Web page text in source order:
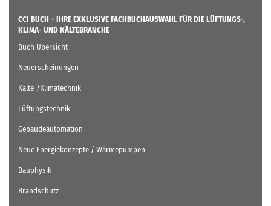
CCI BUCH – IHRE EXKLUSIVE FACHBUCHAUSWAHL FÜR DIE LÜFTUNGS-,
KLIMA- UND KÄLTEBRANCHE
Buch Übersicht
Neuerscheinungen
Kälte-/Klimatechnik
Lüftungstechnik
Gebäudeautomation
Neue Energiekonzepte / Wärmepumpen
Bauphysik
Brandschutz